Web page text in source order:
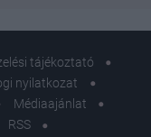
tájékoztató
nyilatkozat
Médiaajánlat
RSS